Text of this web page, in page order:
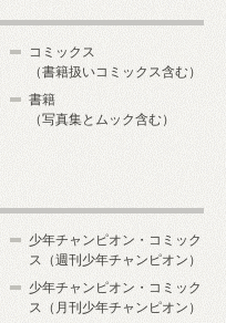
コミックス
（書籍扱いコミックス含む）
書籍
（写真集とムック含む）
少年チャンピオン・コミック
ス（週刊少年チャンピオン）
少年チャンピオン・コミック
ス（月刊少年チャンピオン）